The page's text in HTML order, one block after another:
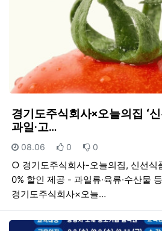
경기도주식회사×오늘의집 ‘
과일·고…
등록일
08.06 추천
0 비추천
0
○ 경기도주식회사-오늘의집, 신선식
0% 할인 제공 - 과일류·육류·수산물
경기도주식회사×오늘…